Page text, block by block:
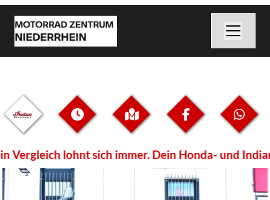
lohnt sich immer. Dein Honda- und Indian